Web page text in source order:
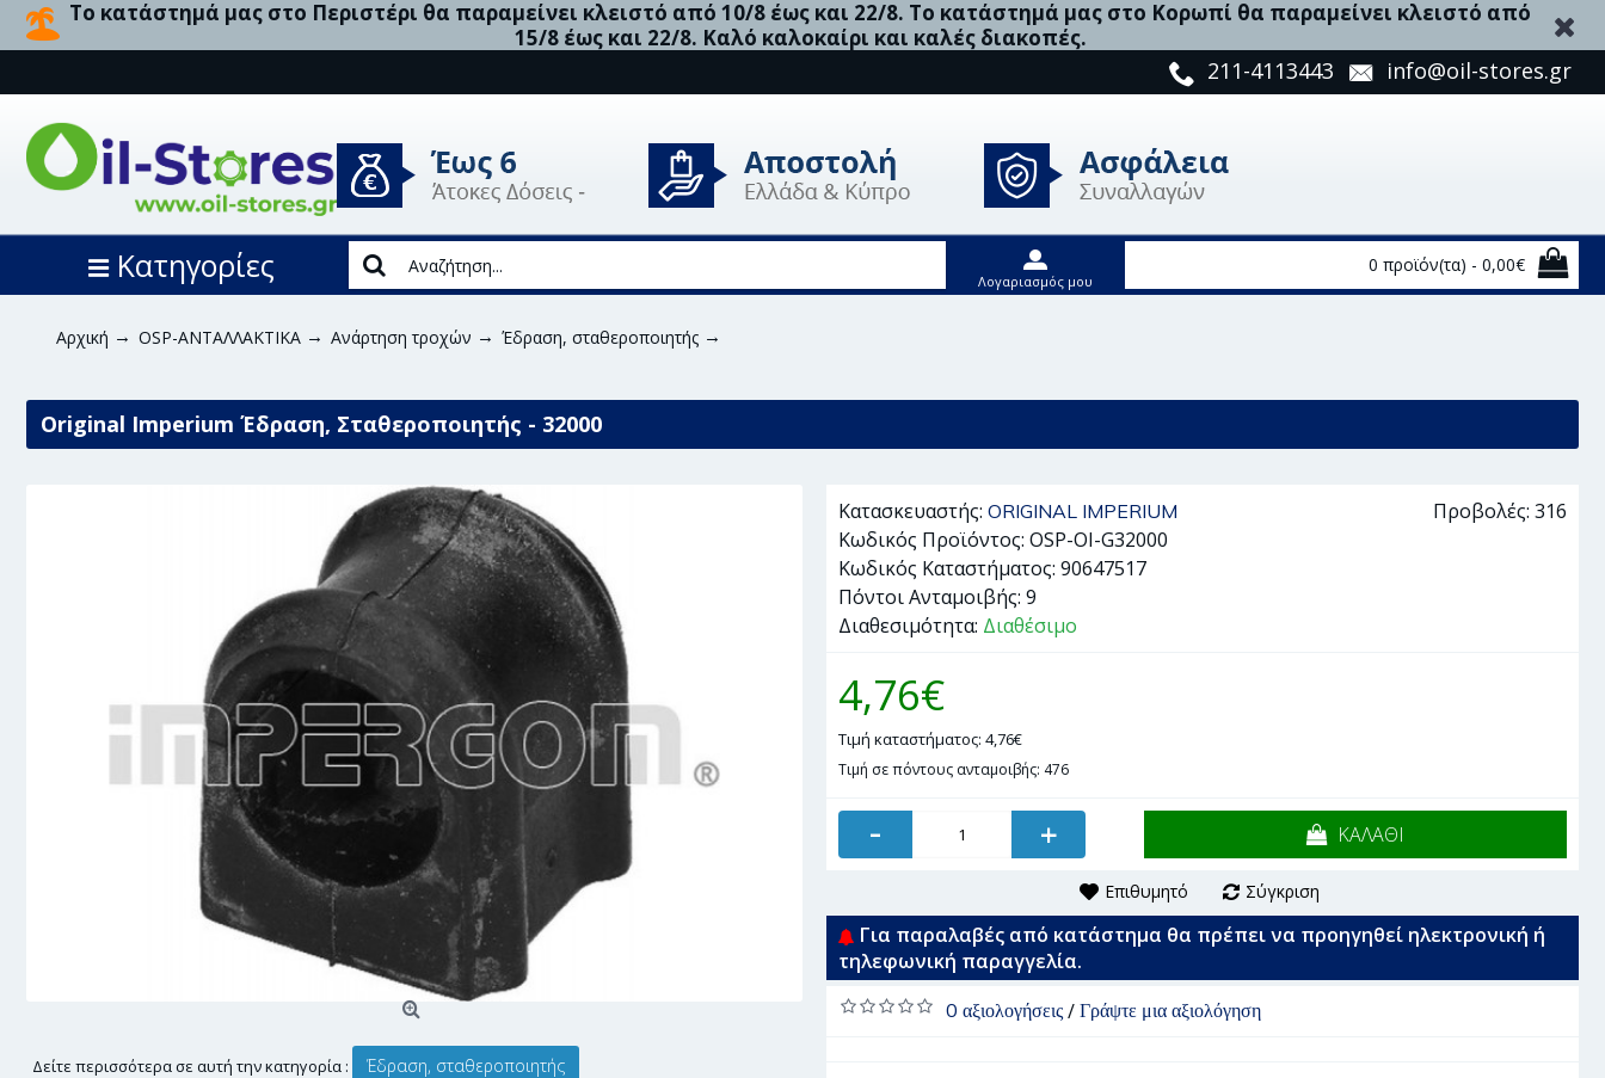
Το κατάστημά μας στο Περιστέρι θα παραμείνει κλειστό από 10/8 έως και 22/8. Το κατάστημά μας στο Κορωπί θα παραμείνει κλειστό από
15/8 έως και 22/8. Καλό καλοκαίρι και καλές διακοπές.
211-4113443 info@oil-stores.gr
Κατηγορίες Λογαριασμός μου
0 προϊόν(τα) - 0,00€
Αρχική OSP-ΑΝΤΑΛΛΑΚΤΙΚΑ Ανάρτηση τροχών Έδραση, σταθεροποιητής
Original Imperium Έδραση, Σταθεροποιητής - 32000
Δείτε περισσότερα σε αυτή την κατηγορία : Έδραση, σταθεροποιητής
Προβολές: 316
Κατασκευαστής: ORIGINAL IMPERIUM
Κωδικός Προϊόντος: OSP-OI-G32000
Κωδικός Καταστήματος: 90647517
Πόντοι Ανταμοιβής: 9
Διαθεσιμότητα: Διαθέσιμο
4,76€
Τιμή καταστήματος: 4,76€
Τιμή σε πόντους ανταμοιβής: 476
- + ΚΑΛΑΘΙ
Επιθυμητό Σύγκριση
Για παραλαβές από κατάστημα θα πρέπει να προηγηθεί ηλεκτρονική ή
τηλεφωνική παραγγελία.
0 αξιολογήσεις/ Γράψτε μια αξιολόγηση